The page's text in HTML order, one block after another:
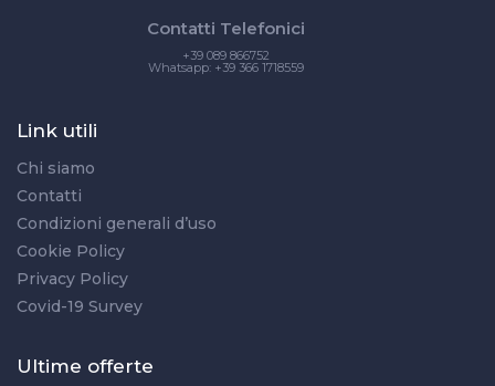
Contatti Telefonici
+39 089 866752
Whatsapp: +39 366 1718559
Link utili
Chi siamo
Contatti
Condizioni generali d’uso
Cookie Policy
Privacy Policy
Covid-19 Survey
Ultime offerte